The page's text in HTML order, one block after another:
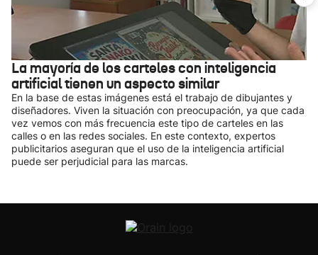
La mayoría de los carteles con inteligencia
artificial tienen un aspecto similar
En la base de estas imágenes está el trabajo de dibujantes y
diseñadores. Viven la situación con preocupación, ya que cada
vez vemos con más frecuencia este tipo de carteles en las
calles o en las redes sociales. En este contexto, expertos
publicitarios aseguran que el uso de la inteligencia artificial
puede ser perjudicial para las marcas.